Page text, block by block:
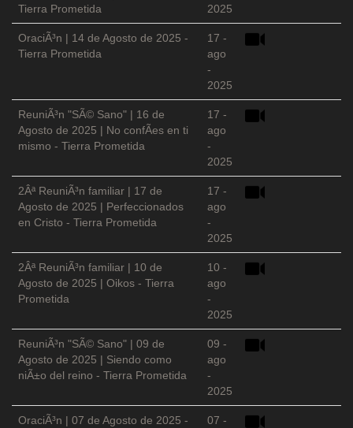
Tierra Prometida
2025
OraciÃ³n | 14 de Agosto de 2025 -
Tierra Prometida
17 -
ago
-
2025
ReuniÃ³n "SÃ© Sano" | 16 de
Agosto de 2025 | No confÃ­es en ti
mismo - Tierra Prometida
17 -
ago
-
2025
2Âª ReuniÃ³n familiar | 17 de
Agosto de 2025 | Perfeccionados
en Cristo - Tierra Prometida
17 -
ago
-
2025
2Âª ReuniÃ³n familiar | 10 de
Agosto de 2025 | Oikos - Tierra
Prometida
10 -
ago
-
2025
ReuniÃ³n "SÃ© Sano" | 09 de
Agosto de 2025 | Siendo como
niÃ±o del reino - Tierra Prometida
09 -
ago
-
2025
OraciÃ³n | 07 de Agosto de 2025 -
07 -